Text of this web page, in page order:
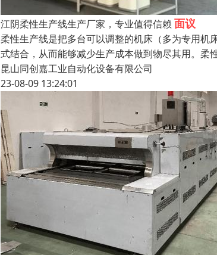
江阴柔性生产线生产厂家，专业值得信赖 面议
柔性生产线是把多台可以调整的机床（多为专用
式结合，从而能够减少生产成本做到物尽其用。
昆山同创嘉工业自动化设备有限公司
23-08-09 13:24:01